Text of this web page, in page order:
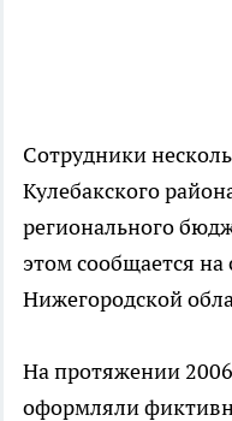
Сотрудники
Кулебакского
регионального
этом сообщается на
Нижегородской
На протяжении
оформляли